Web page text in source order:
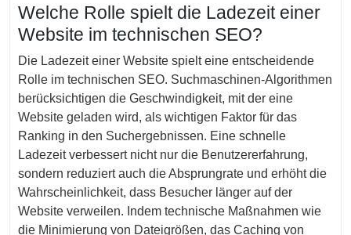
Welche Rolle spielt die Ladezeit einer
Website im technischen SEO?
Die Ladezeit einer Website spielt eine entscheidende
Rolle im technischen SEO. Suchmaschinen-Algorithmen
berücksichtigen die Geschwindigkeit, mit der eine
Website geladen wird, als wichtigen Faktor für das
Ranking in den Suchergebnissen. Eine schnelle
Ladezeit verbessert nicht nur die Benutzererfahrung,
sondern reduziert auch die Absprungrate und erhöht die
Wahrscheinlichkeit, dass Besucher länger auf der
Website verweilen. Indem technische Maßnahmen wie
die Minimierung von Dateigrößen, das Caching von